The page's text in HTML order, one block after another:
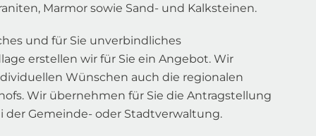
Marmor sowie Sand- und Kalksteinen.
und für Sie unverbindliches
erstellen wir für Sie ein Angebot. Wir
Wünschen auch die regionalen
Wir übernehmen für Sie die Antragstellung
der Gemeinde- oder Stadtverwaltung.